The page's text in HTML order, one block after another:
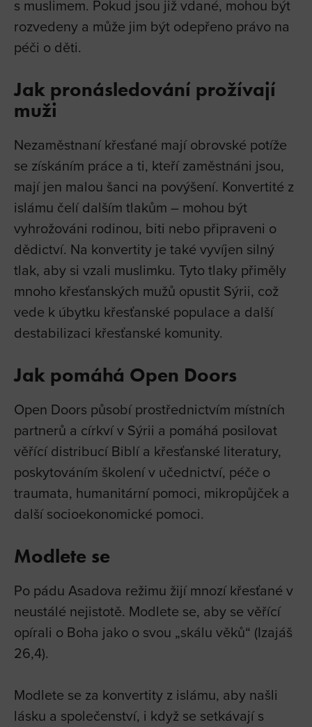
s muslimem. Pokud jsou již vdané, mohou být
rozvedeny a může jim být odepřeno právo na
péči o děti.
Jak pronásledování prožívají
muži
Nezaměstnaní křesťané mají obrovské potíže
se získáním práce a ti, kteří zaměstnáni jsou,
mají jen malou šanci na povýšení. Konvertité z
islámu čelí dalším tlakům – mohou být
vyhrožováni rodinou, biti nebo připraveni o
dědictví. Na konvertity je také vyvíjen silný
tlak, aby si vzali muslimku. Tyto tlaky přiměly
mnoho křesťanských mužů opustit Sýrii, což
vede k úbytku křesťanské populace a další
destabilizaci křesťanské komunity.
Jak pomáhá Open Doors
Open Doors působí prostřednictvím místních
partnerů a církví v Sýrii a pomáhá posilovat
věřící distribucí Biblí a křesťanské literatury,
poskytováním školení v učednictví, péče o
traumata, humanitární pomoci, mikropůjček a
další socioekonomické pomoci.
Modlete se
Po pádu Asadova režimu žijí mnozí křesťané v
neustálé nejistotě. Modlete se, aby se věřící
opírali o Boha jako o svou „skálu věků“ (Izajáš
26,4).
Modlete se za konvertity z islámu, aby našli
lásku a společenství, i když se setkávají s